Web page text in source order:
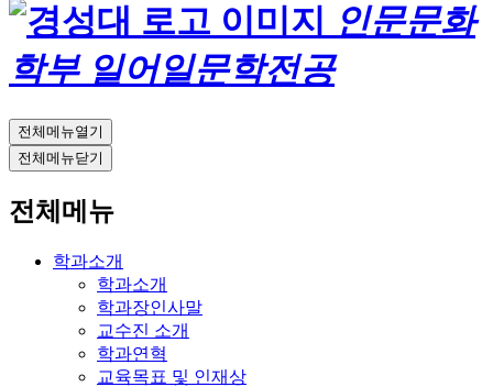
인문문화
학부 일어일문학전공
전체메뉴열기
전체메뉴닫기
전체메뉴
학과소개
학과소개
학과장인사말
교수진 소개
학과연혁
교육목표 및 인재상